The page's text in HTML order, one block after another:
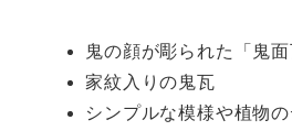
鬼の顔が彫られた「鬼
家紋入りの鬼瓦
シンプルな模様や植物